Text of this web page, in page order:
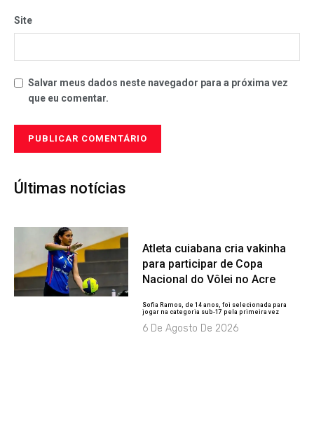
Site
Salvar meus dados neste navegador para a próxima vez
que eu comentar.
Últimas notícias
Atleta cuiabana cria vakinha
para participar de Copa
Nacional do Vôlei no Acre
Sofia Ramos, de 14 anos, foi selecionada para
jogar na categoria sub-17 pela primeira vez
6 De Agosto De 2026